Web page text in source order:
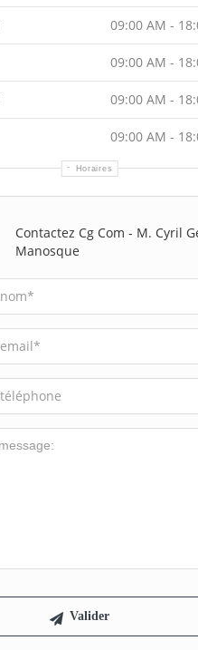
Horaires
09:00 AM -
09:00 AM -
09:00 AM -
09:00 AM -
Contactez Cg Com - M. Cyril
Manosque